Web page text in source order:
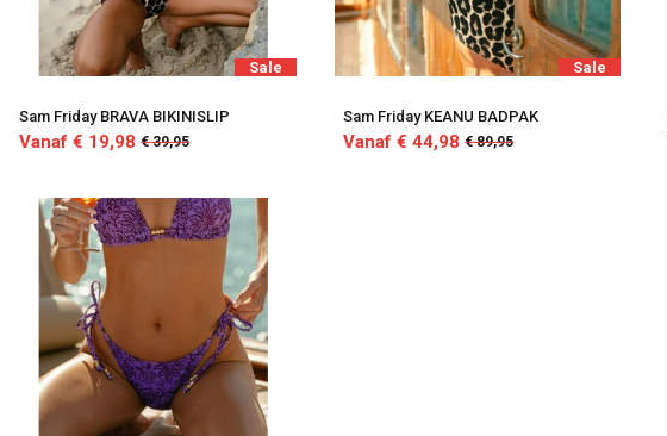
Sale
Sam Friday BRAVA BIKINISLIP
Vanaf € 19,98 € 39,95
Sale
Sam Friday KEANU BADPAK
Vanaf € 44,98 € 89,95